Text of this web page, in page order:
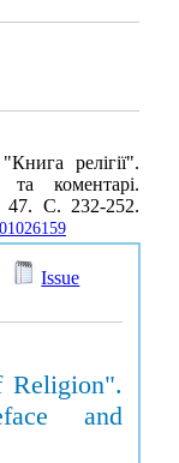
релігії".
коментарі.
С. 232-252.
Issue
Religion".
and